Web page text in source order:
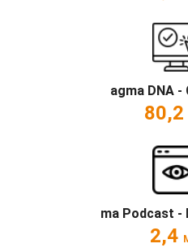
agma DNA
80,2
ma Podcast -
2,4